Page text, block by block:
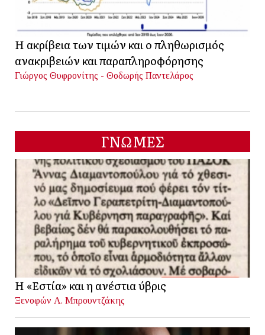
Η ακρίβεια των τιμών και ο πληθωρισμός
ανακριβειών και παραπληροφόρησης
Γιώργος Θυφρονίτης - Θοδωρής Παντελάρος
ΓΝΩΜΕΣ
Η «Εστία» και η ανέστια ύβρις
Ξενοφών Α. Μπρουντζάκης